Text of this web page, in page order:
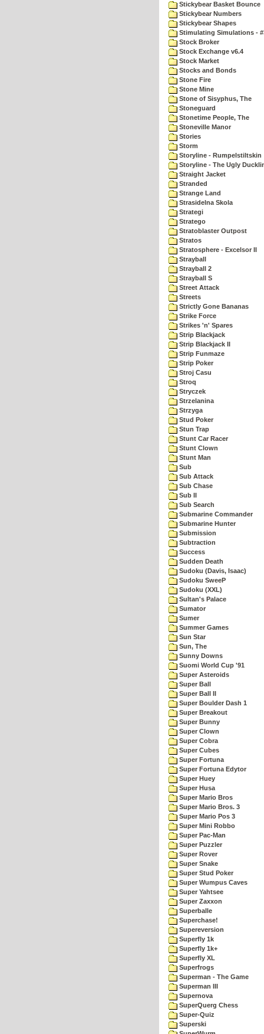
Stickybear Basket Bounce
Stickybear Numbers
Stickybear Shapes
Stimulating Simulations -
Stock Broker
Stock Exchange v6.4
Stock Market
Stocks and Bonds
Stone Fire
Stone Mine
Stone of Sisyphus, The
Stoneguard
Stonetime People, The
Stoneville Manor
Stories
Storm
Storyline - Rumpelstiltskin
Storyline - The Ugly
Straight Jacket
Stranded
Strange Land
Strasidelna Skola
Strategi
Stratego
Stratoblaster Outpost
Stratos
Stratosphere - Excelsor II
Strayball
Strayball 2
Strayball S
Street Attack
Streets
Strictly Gone Bananas
Strike Force
Strikes 'n' Spares
Strip Blackjack
Strip Blackjack II
Strip Funmaze
Strip Poker
Stroj Casu
Stroq
Stryczek
Strzelanina
Strzyga
Stud Poker
Stun Trap
Stunt Car Racer
Stunt Clown
Stunt Man
Sub
Sub Attack
Sub Chase
Sub II
Sub Search
Submarine Commander
Submarine Hunter
Submission
Subtraction
Success
Sudden Death
Sudoku (Davis, Isaac)
Sudoku SweeP
Sudoku (XXL)
Sultan's Palace
Sumator
Sumer
Summer Games
Sun Star
Sun, The
Sunny Downs
Suomi World Cup '91
Super Asteroids
Super Ball
Super Ball II
Super Boulder Dash 1
Super Breakout
Super Bunny
Super Clown
Super Cobra
Super Cubes
Super Fortuna
Super Fortuna Edytor
Super Huey
Super Husa
Super Mario Bros
Super Mario Bros. 3
Super Mario Pos 3
Super Mini Robbo
Super Pac-Man
Super Puzzler
Super Rover
Super Snake
Super Stud Poker
Super Wumpus Caves
Super Yahtsee
Super Zaxxon
Superballe
Superchase!
Supereversion
Superfly 1k
Superfly 1k+
Superfly XL
Superfrogs
Superman - The Game
Superman III
Supernova
SuperQuerg Chess
Super-Quiz
Superski